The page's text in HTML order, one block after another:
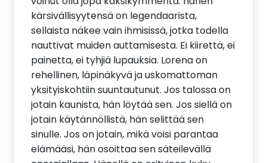
kärsivällisyytensä on legendaarista,
sellaista näkee vain ihmisissä, jotka todella
nauttivat muiden auttamisesta. Ei kiirettä, ei
painetta, ei tyhjiä lupauksia. Lorena on
rehellinen, läpinäkyvä ja uskomattoman
yksityiskohtiin suuntautunut. Jos talossa on
jotain kaunista, hän löytää sen. Jos siellä on
jotain käytännöllistä, hän selittää sen
sinulle. Jos on jotain, mikä voisi parantaa
elämääsi, hän osoittaa sen säteilevällä